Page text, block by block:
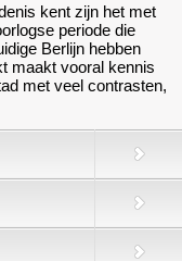
kent zijn het met
periode die
Berlijn hebben
maakt vooral kennis
met veel contrasten,